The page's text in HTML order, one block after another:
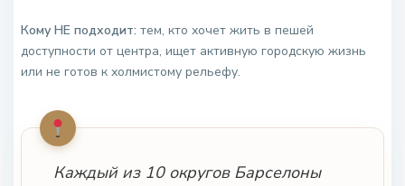
Кому НЕ подходит: тем, кто хочет жить в пешей
доступности от центра, ищет активную городскую жизнь
или не готов к холмистому рельефу.
Каждый из 10 округов Барселоны